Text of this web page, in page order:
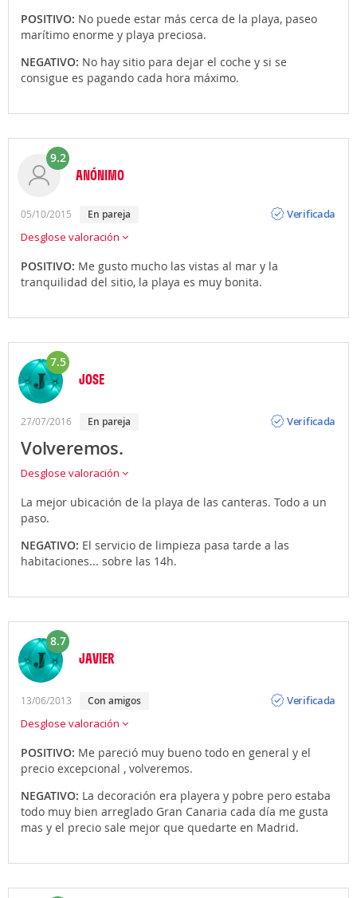
POSITIVO: No puede estar más cerca de la playa, paseo
marítimo enorme y playa preciosa.
NEGATIVO: No hay sitio para dejar el coche y si se
consigue es pagando cada hora máximo.
9.2
ANÓNIMO
05/10/2015 en pareja
Verificada
Desglose valoración
POSITIVO: Me gusto mucho las vistas al mar y la
tranquilidad del sitio, la playa es muy bonita.
7.5
JOSE
27/07/2016 en pareja
Verificada
Volveremos.
Desglose valoración
La mejor ubicación de la playa de las canteras. Todo a un
paso.
NEGATIVO: El servicio de limpieza pasa tarde a las
habitaciones... sobre las 14h.
8.7
JAVIER
13/06/2013 con amigos
Verificada
Desglose valoración
POSITIVO: Me pareció muy bueno todo en general y el
precio excepcional , volveremos.
NEGATIVO: La decoración era playera y pobre pero estaba
todo muy bien arreglado Gran Canaria cada día me gusta
mas y el precio sale mejor que quedarte en Madrid.